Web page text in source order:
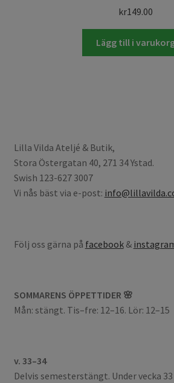
kr149.00
Lägg till i
Lilla Vilda Ateljé & Butik,
Stora Östergatan 40, 271 34 Ystad.
Swish 123-627 3007
Vi nås bäst via e-post:
Följ oss gärna på facebook&
SOMMARENS ÖPPETTIDER 🌸
Mån: stängt. Tis–fre: 12–16. Lör: 12–15
v. 33–34
Delvis semesterstängt. Under vecka